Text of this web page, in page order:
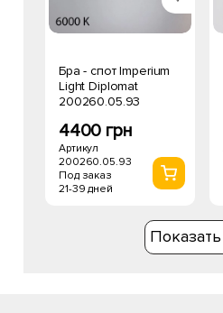
Бра - спот Imperium
Light Diplomat
200260.05.93
4400 грн
Артикул
200260.05.93
Под заказ
21-39 дней